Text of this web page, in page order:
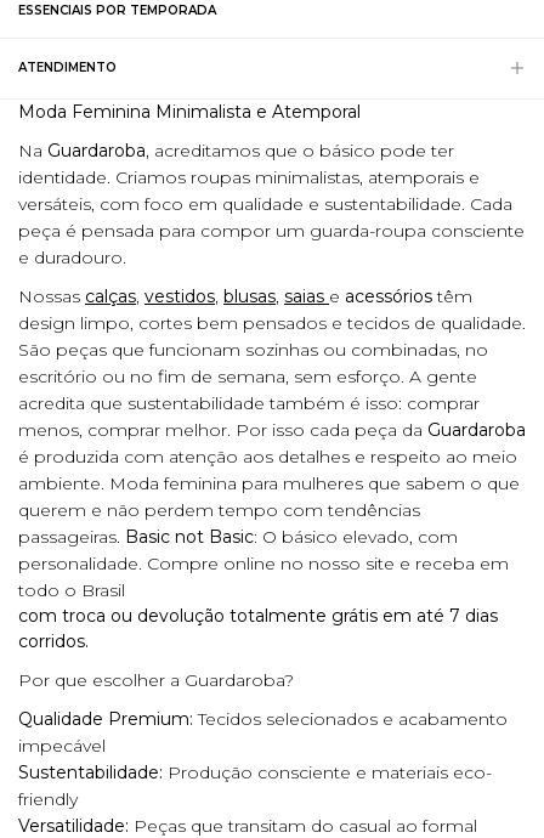
ESSENCIAIS POR TEMPORADA
ATENDIMENTO
Moda Feminina Minimalista e Atemporal
Na Guardaroba, acreditamos que o básico pode ter
identidade. Criamos roupas minimalistas, atemporais e
versáteis, com foco em qualidade e sustentabilidade. Cada
peça é pensada para compor um guarda-roupa consciente
e duradouro.
Nossas calças, vestidos, blusas, saias e acessóriostêm
design limpo, cortes bem pensados e tecidos de qualidade.
São peças que funcionam sozinhas ou combinadas, no
escritório ou no fim de semana, sem esforço. A gente
acredita que sustentabilidade também é isso: comprar
menos, comprar melhor. Por isso cada peça da Guardaroba
é produzida com atenção aos detalhes e respeito ao meio
ambiente. Moda feminina para mulheres que sabem o que
querem e não perdem tempo com tendências
passageiras. Basic not Basic: O básico elevado, com
personalidade. Compre online no nosso site e receba em
todo o Brasil
com troca ou devolução totalmente grátis em até 7 dias
corridos.
Por que escolher a Guardaroba?
Qualidade Premium: Tecidos selecionados e acabamento
impecável
Sustentabilidade: Produção consciente e materiais eco-
friendly
Versatilidade: Peças que transitam do casual ao formal